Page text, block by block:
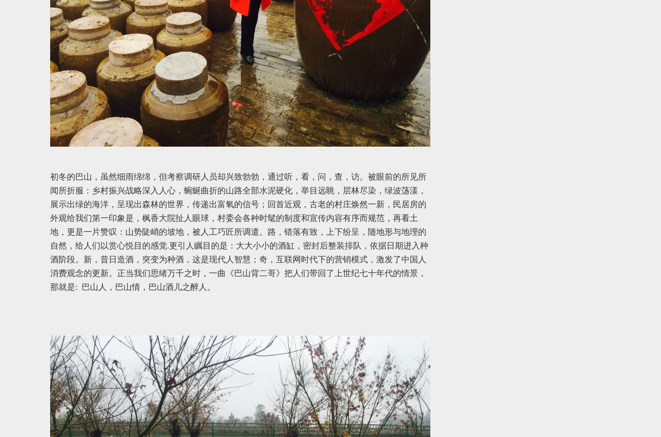
初冬的巴山，虽然细雨绵绵，但考察调研人员却兴致勃勃，通过听，看，问，查，访。被眼前的所见所
闻所折服：乡村振兴战略深入人心，蜿蜒曲折的山路全部水泥硬化，举目远眺，层林尽染，绿波荡漾，
展示出绿的海洋，呈现出森林的世界，传递出富氧的信号；回首近观，古老的村庄焕然一新，民居房的
外观给我们第一印象是，枫香大院扯人眼球，村委会各种时髦的制度和宣传内容有序而规范，再看土
地，更是一片赞叹：山势陡峭的坡地，被人工巧匠所调遣。路，错落有致，上下纷呈，随地形与地理的
自然，给人们以赏心悦目的感觉.更引人瞩目的是：大大小小的酒缸，密封后整装排队，依据日期进入种
酒阶段。新，昔日造酒，突变为种酒，这是现代人智慧；奇，互联网时代下的营销模式，激发了中国人
消费观念的更新。正当我们思绪万千之时，一曲《巴山背二哥》把人们带回了上世纪七十年代的情景，
那就是: 巴山人，巴山情，巴山酒儿之醉人。